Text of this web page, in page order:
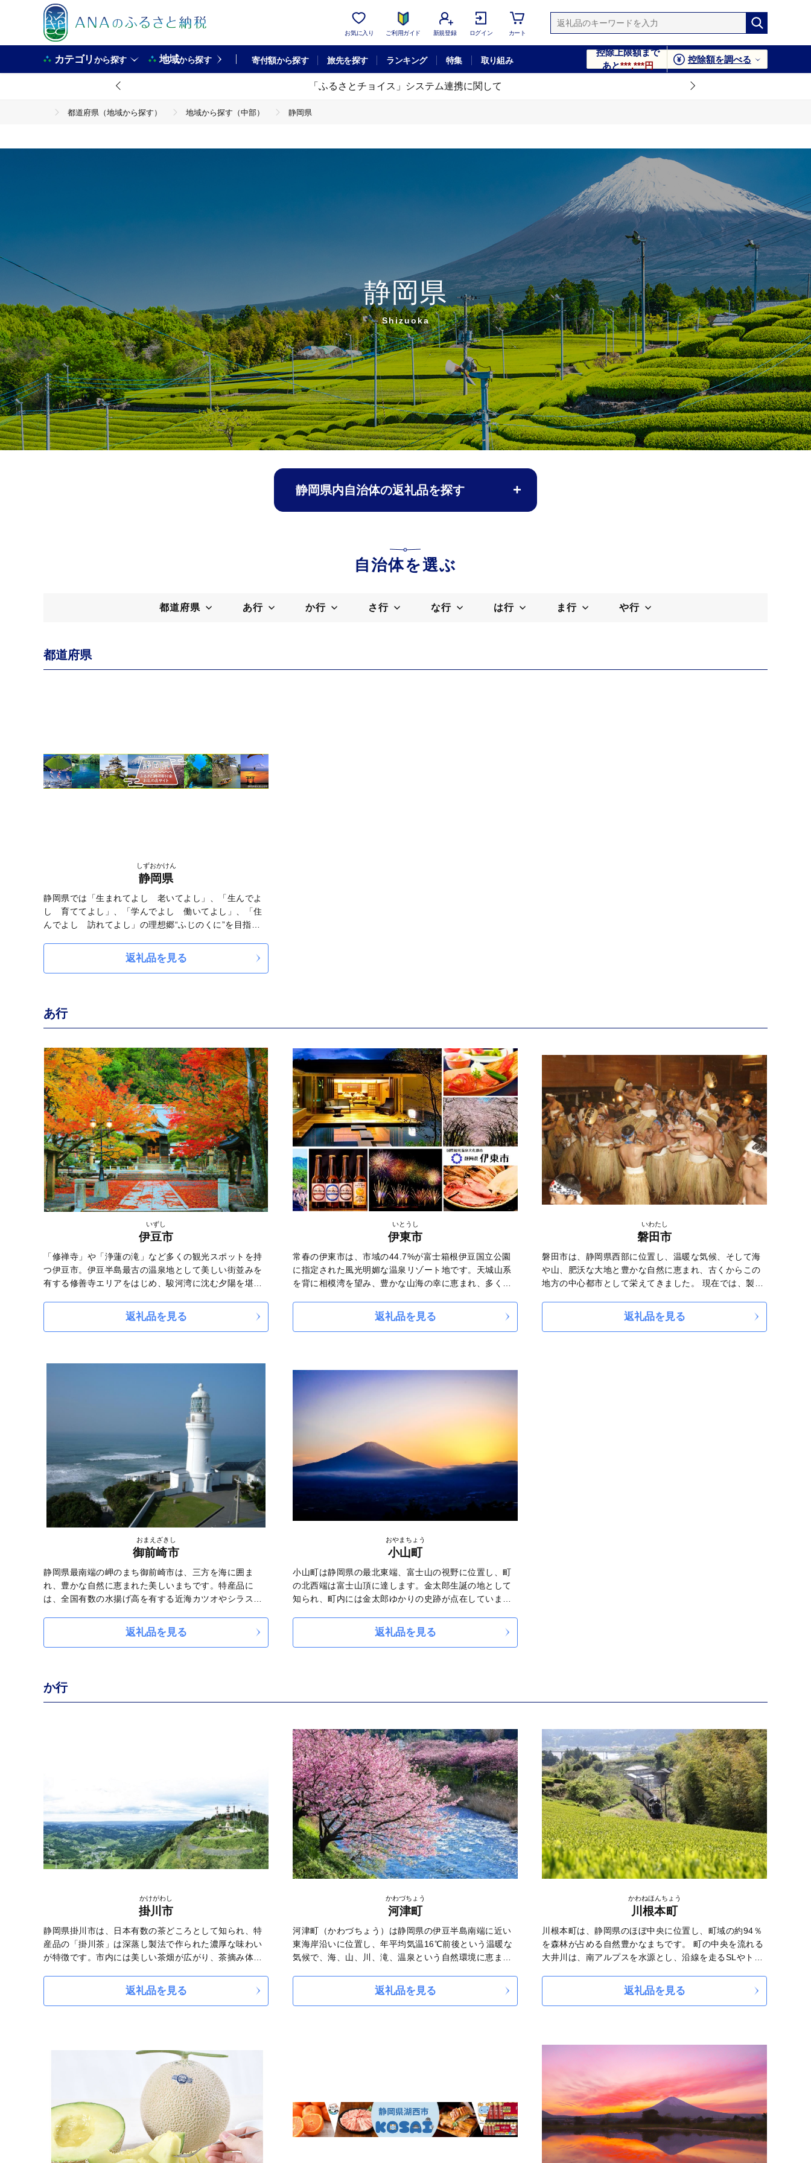
お気に入り ご利用ガイド 新規登録 ログイン カート
カテゴリから探す 地域から探す 寄付額から探す 旅先を探す ランキング 特集 取り組み
控除上限額まで
あと***,***円
控除額を調べる
「ふるさとチョイス」システム連携に関して
都道府県（地域から探す） 地域から探す（中部） 静岡県
静岡県
Shizuoka
静岡県内自治体の返礼品を探す
自治体を選ぶ
都道府県 あ行 か行 さ行 な行 は行 ま行 や行
都道府県
しずおかけん
静岡県
静岡県では「生まれてよし 老いてよし」、「生んでよ
し 育ててよし」、「学んでよし 働いてよし」、「住
んでよし 訪れてよし」の理想郷“ふじのくに”を目指
ろです。「ふるさと“ふじのくに”」に貢献したい！「ふ
るさと“ふじのくに”」を応援したい！という皆様からの
返礼品を見る
あ行
いずし
伊豆市
「修禅寺」や「浄蓮の滝」など多くの観光スポットを持
つ伊豆市。伊豆半島最古の温泉地として美しい街並みを
有する修善寺エリアをはじめ、駿河湾に沈む夕陽を堪能
島エリア、のどかな里山風景が広がる中伊豆エリアと、
個性豊かな４つのエリアで構成されています。また、
ユやアマゴなど、数多くのグルメを味わうことができま
返礼品を見る
いとうし
伊東市
常春の伊東市は、市域の44.7%が富士箱根伊豆国立公園
に指定された風光明媚な温泉リゾート地です。天城山系
を背に相模湾を望み、豊かな山海の幸に恵まれ、多くの
2018年には伊豆半島がユネスコ世界ジオパークに認定さ
れ、市内には大室山や城ヶ崎海岸などのジオサイトが点
返礼品を見る
いわたし
磐田市
磐田市は、静岡県西部に位置し、温暖な気候、そして海
や山、肥沃な大地と豊かな自然に恵まれ、古くからこの
地方の中心都市として栄えてきました。 現在では、製造
けでなく、特にスポーツにおいては、Jリーグで活躍する
ジュビロのホームタウンであるなど、全国にも知られて
返礼品を見る
おまえざきし
御前崎市
静岡県最南端の岬のまち御前崎市は、三方を海に囲ま
れ、豊かな自然に恵まれた美しいまちです。特産品に
は、全国有数の水揚げ高を有する近海カツオやシラスの
たお茶、メロン、イチゴなどがあります。さらに、市が
誇るブランド牛「遠州夢咲牛」は、内閣総理大臣賞・農
返礼品を見る
おやまちょう
小山町
小山町は静岡県の最北東端、富士山の視野に位置し、町
の北西端は富士山頂に達します。金太郎生誕の地として
知られ、町内には金太郎ゆかりの史跡が点在していま
キットである富士スピードウェイ、約3,500本の山桜や染
井吉野が咲き誇る冨士霊園など、豊かな自然に囲まれ、
返礼品を見る
か行
かけがわし
掛川市
静岡県掛川市は、日本有数の茶どころとして知られ、特
産品の「掛川茶」は深蒸し製法で作られた濃厚な味わい
が特徴です。市内には美しい茶畑が広がり、茶摘み体験
ポットで、復元された天守閣から市内を一望できます。
さらに、特産品として「クラウンメロン」も有名で、そ
返礼品を見る
かわづちょう
河津町
河津町（かわづちょう）は静岡県の伊豆半島南端に近い
東海岸沿いに位置し、年平均気温16℃前後という温暖な
気候で、海、山、川、滝、温泉という自然環境に恵まれ
物や町の中心を流れる河津川で獲れる鮎やズガニ、近海
で獲れる伊勢海老やサザエなどの魚介類が特産品にあげ
返礼品を見る
かわねほんちょう
川根本町
川根本町は、静岡県のほぼ中央に位置し、町域の約94％
を森林が占める自然豊かなまちです。 町の中央を流れる
大井川は、南アルプスを水源とし、沿線を走るSLやトロ
ます。 特産品の「川根茶」は、爽やかな香りとバランス
の良い味わいが特徴で、数々の品評会にて好成績を収め
返礼品を見る